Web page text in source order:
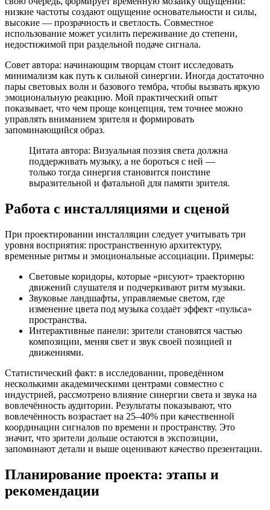
низкие частоты создают ощущение основательности и силы,
высокие — прозрачность и светлость. Совместное
использование может усилить переживание до степени,
недостижимой при раздельной подаче сигнала.
Совет автора: начинающим творцам стоит исследовать
минимализм как путь к сильной синергии. Иногда достаточно
пары световых волн и базового тембра, чтобы вызвать яркую
эмоциональную реакцию. Мой практический опыт
показывает, что чем проще концепция, тем точнее можно
управлять вниманием зрителя и формировать
запоминающийся образ.
Цитата автора: Визуальная поэзия света должна
поддерживать музыку, а не бороться с ней —
только тогда синергия становится поистине
выразительной и фатальной для памяти зрителя.
Работа с инсталляциями и сценой
При проектировании инсталляции следует учитывать три
уровня восприятия: пространственную архитектуру,
временные ритмы и эмоциональные ассоциации. Примеры:
Световые коридоры, которые «рисуют» траекторию
движений слушателя и подчеркивают ритм музыки.
Звуковые ландшафты, управляемые светом, где
изменение цвета под музыка создаёт эффект «пульса»
пространства.
Интерактивные панели: зрители становятся частью
композиции, меняя свет и звук своей позицией и
движениями.
Статистический факт: в исследовании, проведённом
несколькими академическими центрами совместно с
индустрией, рассмотрено влияние синергии света и звука на
вовлечённость аудитории. Результаты показывают, что
вовлечённость возрастает на 25–40% при качественной
координации сигналов по времени и пространству. Это
значит, что зрители дольше остаются в экспозиции,
запоминают детали и выше оценивают качество презентации.
Планирование проекта: этапы и
рекомендации